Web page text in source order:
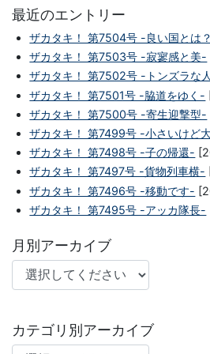
最近のエントリー
ザカタキ！ 第7504号 -良い国とは
ザカタキ！ 第7503号 -寂寥感と美-
ザカタキ！ 第7502号 -トンズラな
ザカタキ！ 第7501号 -脇道をゆく-
ザカタキ！ 第7500号 -寄生迎撃型-
ザカタキ！ 第7499号 -小さいけど
ザカタキ！ 第7498号 -子の帰還-
ザカタキ！ 第7497号 -貨物列車横-
ザカタキ！ 第7496号 -移動です-
ザカタキ！ 第7495号 -アッカ隊長-
月別アーカイブ
カテゴリ別アーカイブ